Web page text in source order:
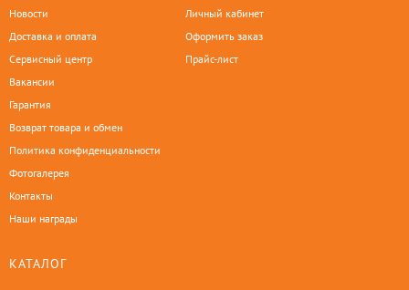
Новости
Доставка и оплата
Сервисный центр
Вакансии
Гарантия
Возврат товара и обмен
Политика конфиденциальности
Фотогалерея
Контакты
Наши награды
Личный кабинет
Оформить заказ
Прайс-лист
КАТАЛОГ